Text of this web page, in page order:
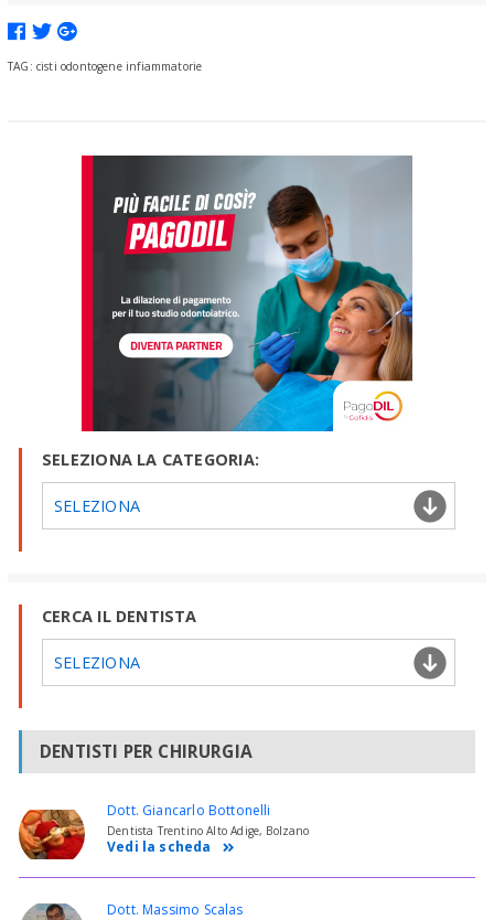
TAG: cisti odontogene infiammatorie
SELEZIONA LA CATEGORIA:
SELEZIONA
CERCA IL DENTISTA
SELEZIONA
DENTISTI PER CHIRURGIA
Dott. Giancarlo Bottonelli
Dentista Trentino Alto Adige, Bolzano
Vedi la scheda
Dott. Massimo Scalas